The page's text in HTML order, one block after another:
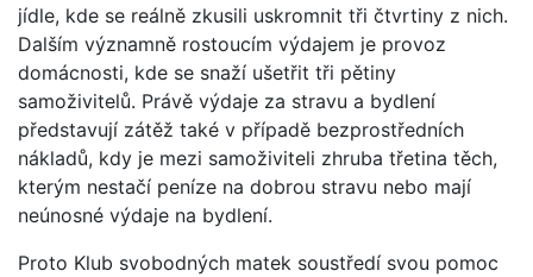
jídle, kde se reálně zkusili uskromnit tři čtvrtiny z nich.
Dalším významně rostoucím výdajem je provoz
domácnosti, kde se snaží ušetřit tři pětiny
samoživitelů. Právě výdaje za stravu a bydlení
představují zátěž také v případě bezprostředních
nákladů, kdy je mezi samoživiteli zhruba třetina těch,
kterým nestačí peníze na dobrou stravu nebo mají
neúnosné výdaje na bydlení.
Proto Klub svobodných matek soustředí svou pomoc